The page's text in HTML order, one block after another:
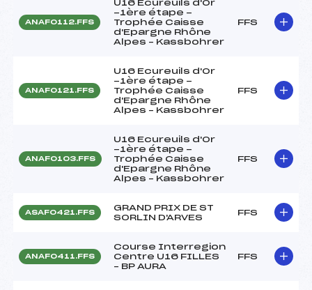
ANAF0112.FFS
U16 Ecureuils d'Or
-1ère étape -
Trophée Caisse
d'Epargne Rhône
Alpes – Kassbohrer
FFS
ANAF0121.FFS
U16 Ecureuils d'Or
-1ère étape -
Trophée Caisse
d'Epargne Rhône
Alpes – Kassbohrer
FFS
ANAF0103.FFS
U16 Ecureuils d'Or
-1ère étape -
Trophée Caisse
d'Epargne Rhône
Alpes – Kassbohrer
FFS
ASAF0421.FFS
GRAND PRIX DE ST
SORLIN D'ARVES
FFS
ANAF0411.FFS
Course Interregion
Centre U16 FILLES
– BP AURA
FFS